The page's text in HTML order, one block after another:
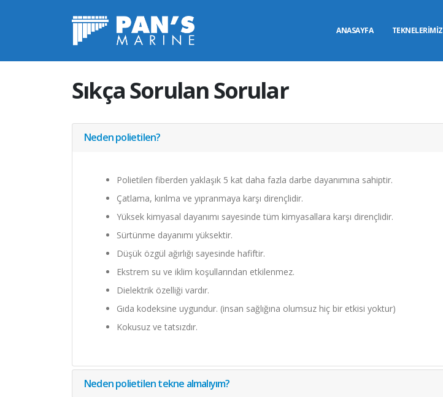
ANASAYFA TEKNELERİMİZ
P355
Sıkça Sorulan Sorular
Neden polietilen?
Polietilen fiberden yaklaşık 5 kat daha fazla darbe dayanımına sahiptir.
Çatlama, kırılma ve yıpranmaya karşı dirençlidir.
Yüksek kimyasal dayanımı sayesinde tüm kimyasallara karşı dirençlidir.
Sürtünme dayanımı yüksektir.
Düşük özgül ağırlığı sayesinde hafiftir.
Ekstrem su ve iklim koşullarından etkilenmez.
Dielektrik özelliği vardır.
Gıda kodeksine uygundur. (insan sağlığına olumsuz hiç bir etkisi yoktur)
Kokusuz ve tatsızdır.
Neden polietilen tekne almalıyım?